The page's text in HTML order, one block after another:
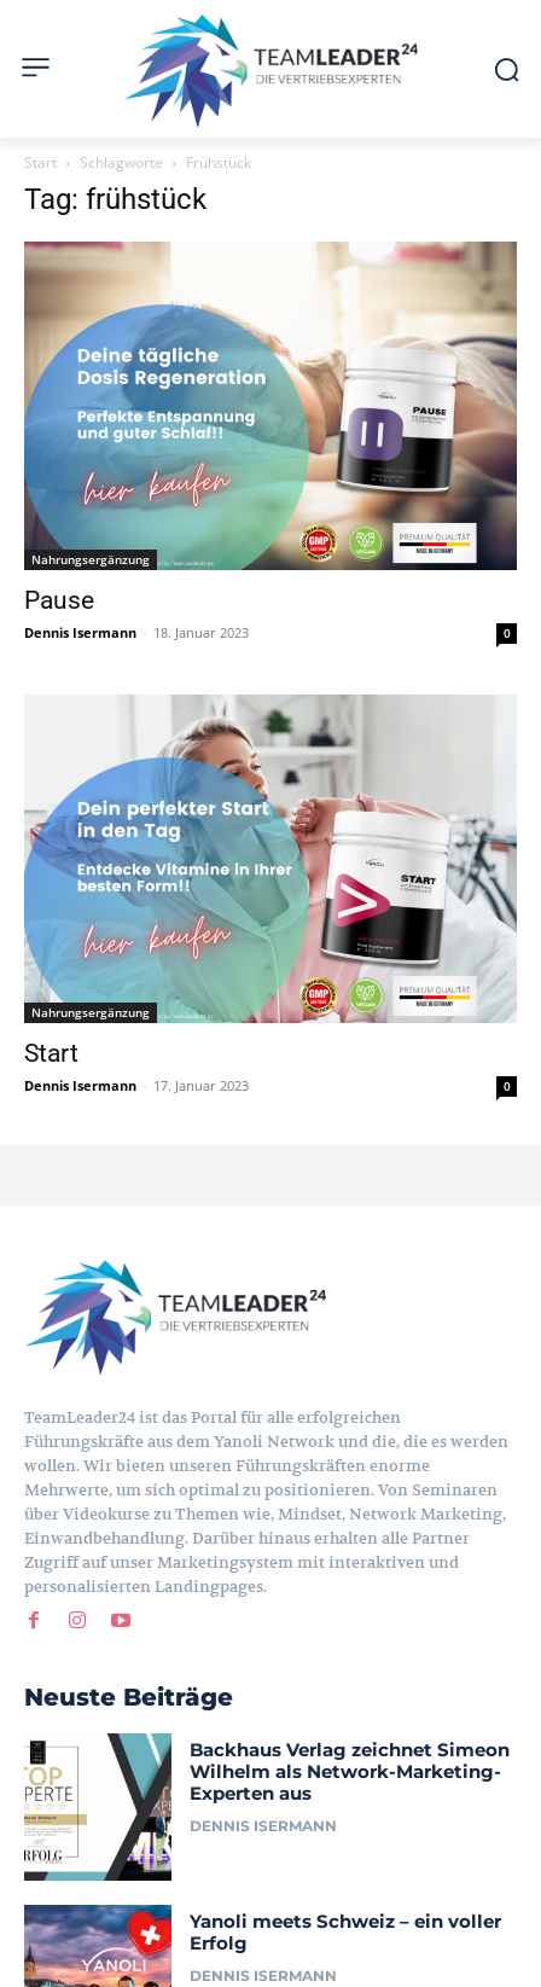
Start Schlagworte Frühstück
Tag: frühstück
Nahrungsergänzung
Pause
Dennis Isermann - 18. Januar 2023 0
Nahrungsergänzung
Start
Dennis Isermann - 17. Januar 2023 0
TeamLeader24 ist das Portal für alle erfolgreichen
Führungskräfte aus dem Yanoli Network und die, die es werden
wollen. Wir bieten unseren Führungskräften enorme
Mehrwerte, um sich optimal zu positionieren. Von Seminaren
über Videokurse zu Themen wie, Mindset, Network Marketing,
Einwandbehandlung. Darüber hinaus erhalten alle Partner
Zugriff auf unser Marketingsystem mit interaktiven und
personalisierten Landingpages.
Neuste Beiträge
Backhaus Verlag zeichnet Simeon
Wilhelm als Network-Marketing-
Experten aus
DENNIS ISERMANN
Yanoli meets Schweiz – ein voller
Erfolg
DENNIS ISERMANN